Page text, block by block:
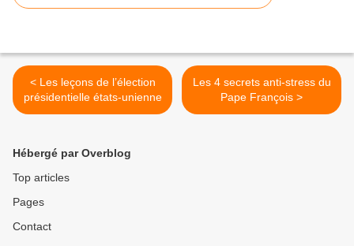
< Les leçons de l’élection
présidentielle états-unienne
Les 4 secrets anti-stress du
Pape François >
Hébergé par Overblog
Top articles
Pages
Contact